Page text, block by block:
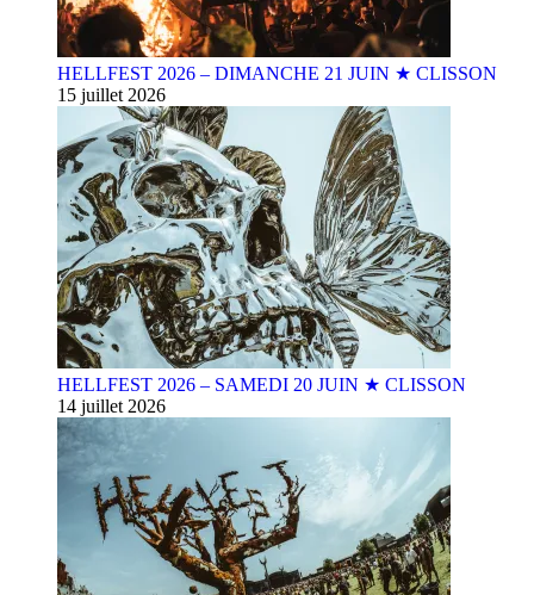
HELLFEST 2026 – DIMANCHE 21 JUIN ★ CLISSON
15 juillet 2026
HELLFEST 2026 – SAMEDI 20 JUIN ★ CLISSON
14 juillet 2026